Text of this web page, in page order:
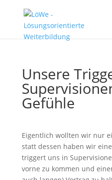
Unsere
Gefühle
Eigentlich wollten wir nur
statt dessen haben wir
triggert uns in
vorne zu kommen und